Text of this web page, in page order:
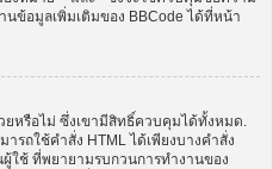
ข้อมูลเพิ่มเติมของ BBCode ได้ที่หน้า
หรือไม่ ซึ่งเขามีสิทธิ์ควบคุมได้ทั้งหมด.
ถใช้คำสั่ง HTML ได้เพียงบางคำสั่ง
ใช้ ที่พยายามรบกวนการทำงานของ